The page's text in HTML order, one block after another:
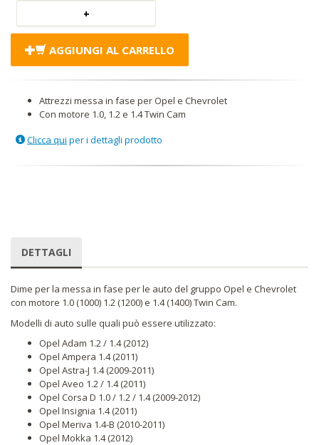
AGGIUNGI AL CARRELLO
Attrezzi messa in fase per Opel e Chevrolet
Con motore 1.0, 1.2 e 1.4 Twin Cam
Clicca qui per i dettagli prodotto
DETTAGLI
Dime per la messa in fase per le auto del gruppo Opel e Chevrolet
con motore 1.0 (1000) 1.2 (1200) e 1.4 (1400) Twin Cam.
Modelli di auto sulle quali può essere utilizzato:
Opel Adam 1.2 / 1.4 (2012)
Opel Ampera 1.4 (2011)
Opel Astra-J 1.4 (2009-2011)
Opel Aveo 1.2 / 1.4 (2011)
Opel Corsa D 1.0 / 1.2 / 1.4 (2009-2012)
Opel Insignia 1.4 (2011)
Opel Meriva 1.4-B (2010-2011)
Opel Mokka 1.4 (2012)